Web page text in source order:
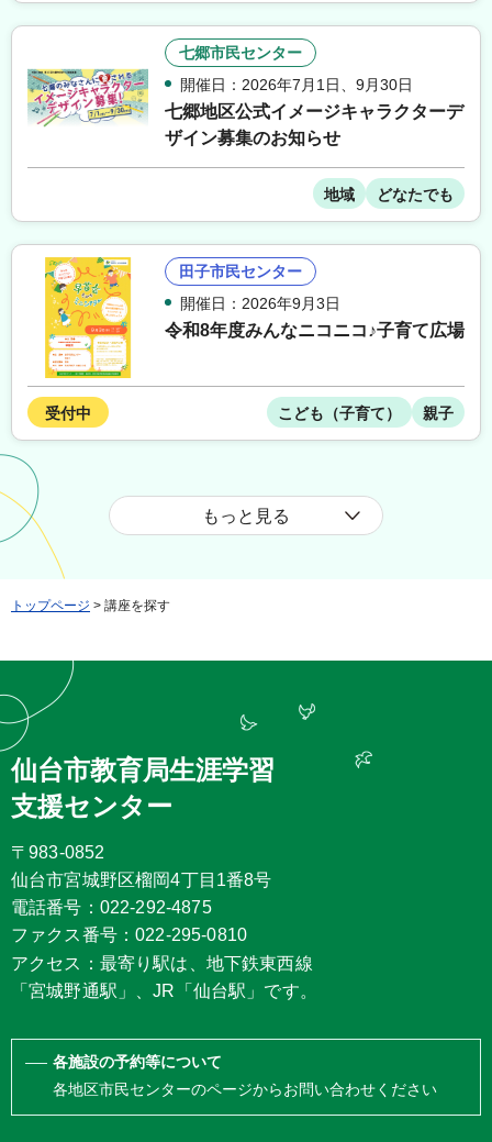
七郷市民センター
開催日：2026年7月1日
9月30日
七郷地区公式イメージキャラクターデ
ザイン募集のお知らせ
地域 どなたでも
田子市民センター
開催日：2026年9月3日
令和8年度みんなニコニコ♪子育て広場
受付中 こども（子育て） 親子
もっと見る
トップページ > 講座を探す
仙台市教育局生涯学習
支援センター
〒983-0852
仙台市宮城野区榴岡4丁目1番8号
電話番号：022-292-4875
ファクス番号：022-295-0810
アクセス：最寄り駅は、地下鉄東西線
「宮城野通駅」、JR「仙台駅」です。
各施設の予約等について
各地区市民センターのページからお問い合わせください